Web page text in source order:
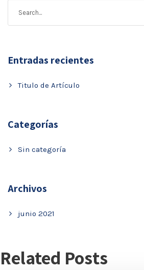
Entradas recientes
Titulo de Artículo
Categorías
Sin categoría
Archivos
junio 2021
Related Posts